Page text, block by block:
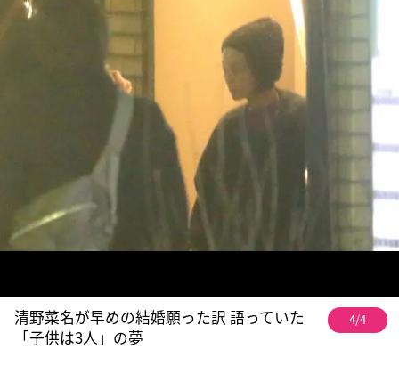
清野菜名が早めの結婚願った訳 語っていた
「子供は3人」の夢
4/4